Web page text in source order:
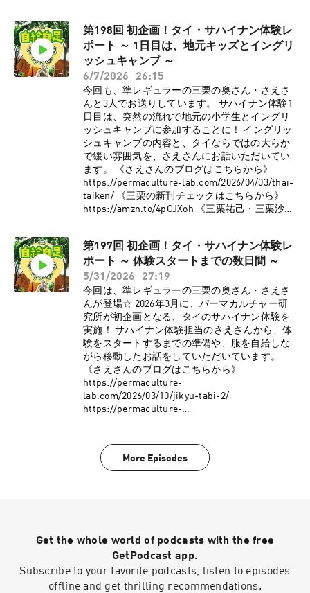
All Rights Reserved.
https://shop.ruralnet.or.jp/b_no=01_54023150/
《番組へのメッセージはこちらから》
https://permaculture-life2.com/p/r/oCg7BjMM
●パーマカルチャー研究所HP:
https://permaculture-lab.com/ ●三栗祐己
Instagram:
https://www.instagram.com/minimal_papa ●三
栗祐己X: https://x.com/PermacultureLab ●パー
マカルチャー研究所
Facebook:https://www.facebook.com/permacult
urelaboratory ●パーマカルチャー研究所
YouTube:
https://www.youtube.com/channel/UC8uYYaAG
mtKkQQrnyelLsSwCopyright © 2026 OTO-KOE
第198回 初企画！タイ・サハイナン体験レ
ポート ～ 1日目は、地元キッズとイングリ
ッシュキャンプ ～
6/7/2026
26:15
今回も、準レギュラーの三栗の奥さん・さえさ
んと3人でお送りしています。 サハイナン体験1
日目は、突然の流れで地元の小学生とイングリ
ッシュキャンプに参加することに！ イングリッ
シュキャンプの内容と、タイならではの大らか
で緩い雰囲気を、さえさんにお話いただいてい
ます。 《さえさんのブログはこちらから》
https://permaculture-lab.com/2026/04/03/thai-
taiken/ 《三栗の新刊チェックはこちらから》
https://amzn.to/4pOJXoh 《三栗祐己・三栗沙恵
《番組へのメッセージはこちらから》
https://permaculture-life2.com/p/r/oCg7BjMM
●パーマカルチャー研究所HP:
https://permaculture-lab.com/ ●三栗祐己
Instagram:
https://www.instagram.com/minimal_papa ●三
栗祐己X: https://x.com/PermacultureLab ●パー
マカルチャー研究所
Facebook:https://www.facebook.com/permacult
urelaboratory ●パーマカルチャー研究所
YouTube:
https://www.youtube.com/channel/UC8uYYaAG
mtKkQQrnyelLsSwCopyright © 2026 OTO-KOE
第197回 初企画！タイ・サハイナン体験レ
ポート ～ 体験スタートまでの数日間 ～
5/31/2026
27:19
今回は、準レギュラーの三栗の奥さん・さえさ
んが登場☆ 2026年3月に、パーマカルチャー研
究所が初企画となる、タイのサハイナン体験を
実施！ サハイナン体験担当のさえさんから、体
験をスタートするまでの準備や、服を自給しな
がら移動したお話をしていただいています。
《さえさんのブログはこちらから》
https://permaculture-
lab.com/2026/03/10/jikyu-tabi-2/
https://permaculture-
lab.com/2026/03/15/jikyu-tabi2/ 《三栗の新刊チ
ェックはこちらから》 https://amzn.to/4pOJXoh
https://permaculture-lab.com/ ●三栗祐己
Instagram:
https://www.instagram.com/minimal_papa ●三
栗祐己X: https://x.com/PermacultureLab ●パー
More Episodes
Get the whole world of podcasts with the free
GetPodcast app.
Subscribe to your favorite podcasts, listen to episodes
offline and get thrilling recommendations.